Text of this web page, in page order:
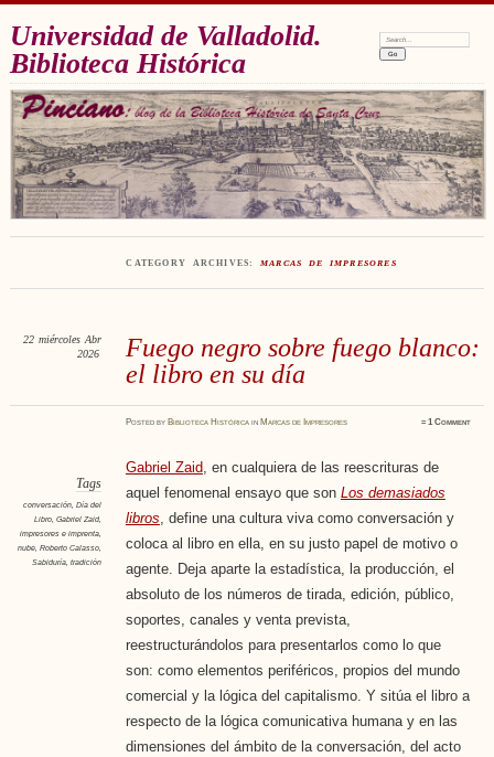
Universidad de Valladolid.
Biblioteca Histórica
Search:
CATEGORY ARCHIVES: MARCAS DE IMPRESORES
Fuego negro sobre fuego blanco:
el libro en su día
22 miércoles Abr
2026
Postedby Biblioteca Histórica in Marcas de Impresores ≈1 Comment
Tags
conversación, Día del
Libro, Gabriel Zaid,
impresores e imprenta,
nube, Roberto Calasso,
Sabiduría, tradición
Gabriel Zaid, en cualquiera de las reescrituras de
aquel fenomenal ensayo que son Los demasiados
libros, define una cultura viva como conversación y
coloca al libro en ella, en su justo papel de motivo o
agente. Deja aparte la estadística, la producción, el
absoluto de los números de tirada, edición, público,
soportes, canales y venta prevista,
reestructurándolos para presentarlos como lo que
son: como elementos periféricos, propios del mundo
comercial y la lógica del capitalismo. Y sitúa el libro a
respecto de la lógica comunicativa humana y en las
dimensiones del ámbito de la conversación, del acto